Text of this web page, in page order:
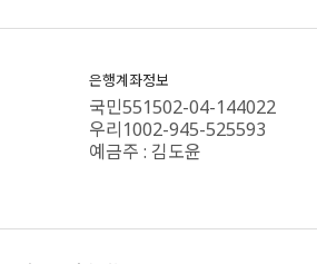
은행계좌정보
국민551502-04-144022
우리1002-945-525593
예금주 : 김도윤